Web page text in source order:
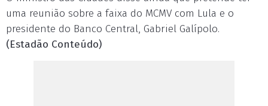
uma reunião sobre a faixa do MCMV com Lula e o
presidente do Banco Central, Gabriel Galípolo.
(Estadão Conteúdo)